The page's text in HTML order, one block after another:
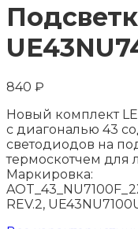
840 ₽
Новый комплект
с диагональю 43
светодиодов на
термоскотчем для
Маркировка:
REV.2,